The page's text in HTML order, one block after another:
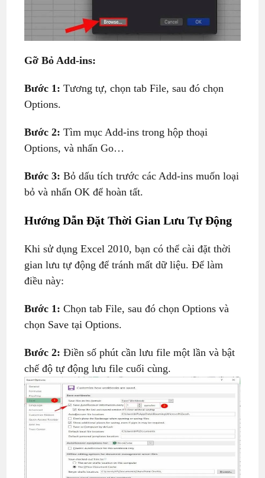
Gỡ Bỏ Add-ins:
Bước 1: Tương tự, chọn tab File, sau đó chọn
Options.
Bước 2: Tìm mục Add-ins trong hộp thoại
Options, và nhấn Go…
Bước 3: Bỏ dấu tích trước các Add-ins muốn loại
bỏ và nhấn OK để hoàn tất.
Hướng Dẫn Đặt Thời Gian Lưu Tự Động
Khi sử dụng Excel 2010, bạn có thể cài đặt thời
gian lưu tự động để tránh mất dữ liệu. Để làm
điều này:
Bước 1: Chọn tab File, sau đó chọn Options và
chọn Save tại Options.
Bước 2: Điền số phút cần lưu file một lần và bật
chế độ tự động lưu file cuối cùng.